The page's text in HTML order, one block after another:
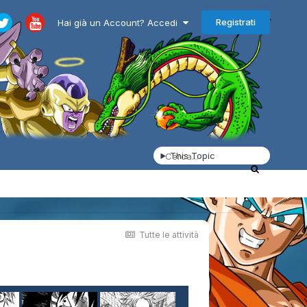
Hai già un Account? Accedi Registrati
This Topic
Tutte le attività